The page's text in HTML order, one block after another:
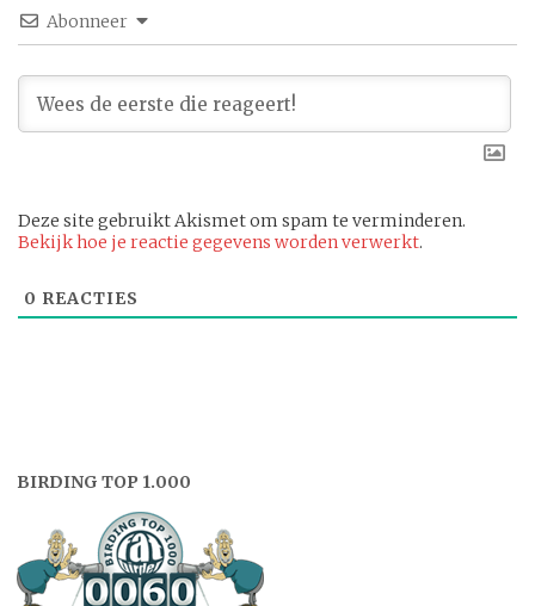
Abonneer
Deze site gebruikt Akismet om spam te verminderen.
Bekijk hoe je reactie gegevens worden verwerkt.
0 REACTIES
BIRDING TOP 1.000